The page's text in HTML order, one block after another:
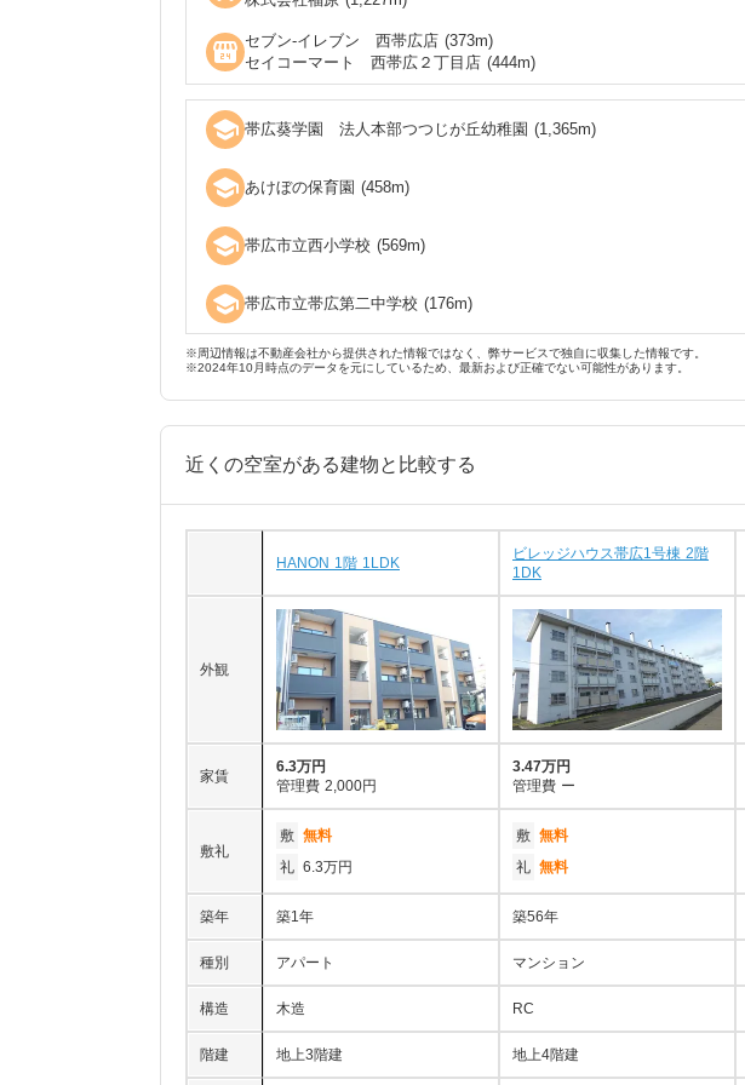
local_convenience_store セブン‐イレブン 西帯広店 (373m)
セイコーマート 西帯広２丁目店 (444m)
school 帯広葵学園 法人本部つつじが丘幼稚園 (1,365m)
school あけぼの保育園 (458m)
school 帯広市立西小学校 (569m)
school 帯広市立帯広第二中学校 (176m)
※周辺情報は不動産会社から提供された情報ではなく、弊サービスで独自に収集した情報です。
※2024年10月時点のデータを元にしているため、最新および正確でない可能性があります。
近くの空室がある建物と比較する
HANON 1階 1LDK
ビレッジハウス帯広1号棟 2階
1DK
外観
家賃
6.3万円
管理費 2,000円
3.47万円
管理費 ー
敷礼
敷 無料
礼 6.3万円
敷 無料
礼 無料
築年 築1年 築56年
種別 アパート マンション
構造 木造 RC
階建 地上3階建 地上4階建